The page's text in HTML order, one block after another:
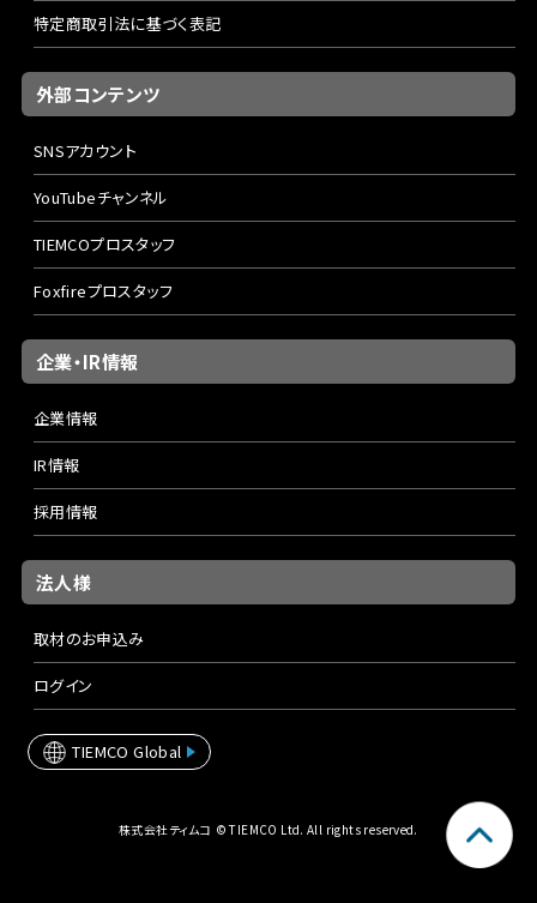
特定商取引法に基づく表記
外部コンテンツ
SNSアカウント
YouTubeチャンネル
TIEMCOプロスタッフ
Foxfireプロスタッフ
企業・IR情報
企業情報
IR情報
採用情報
法人様
取材のお申込み
ログイン
TIEMCO Global
株式会社ティムコ © TIEMCO Ltd. All rights reserved.